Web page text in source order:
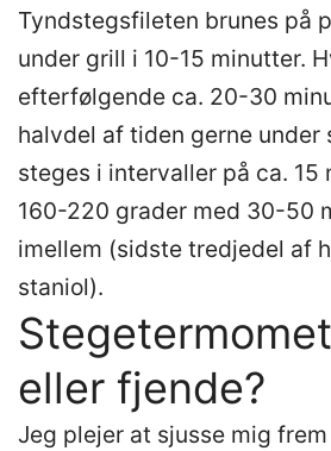
Tyndstegsfileten brunes på
under grill i 10-15 minutter.
efterfølgende ca. 20-30
halvdel af tiden gerne under
steges i intervaller på ca. 15
160-220 grader med 30-50
imellem (sidste tredjedel af
staniol).
eller fjende?
Jeg plejer at sjusse mig